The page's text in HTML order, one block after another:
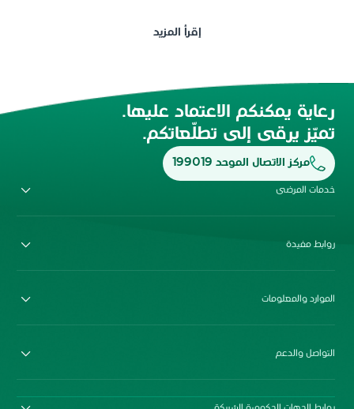
إقرأ المزيد
رعاية يمكنكم الاعتماد عليها.
تميّز يرقى إلى تطلّعاتكم.
مركز الاتصال الموحد 199019
خدمات المرضى
روابط مفيدة
الموارد والمعلومات
التواصل والدعم